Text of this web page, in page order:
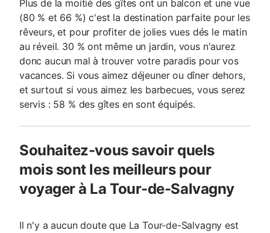
Plus de la moitié des gîtes ont un balcon et une vue
(80 % et 66 %) c'est la destination parfaite pour les
rêveurs, et pour profiter de jolies vues dés le matin
au réveil. 30 % ont même un jardin, vous n'aurez
donc aucun mal à trouver votre paradis pour vos
vacances. Si vous aimez déjeuner ou dîner dehors,
et surtout si vous aimez les barbecues, vous serez
servis : 58 % des gîtes en sont équipés.
Souhaitez-vous savoir quels
mois sont les meilleurs pour
voyager à La Tour-de-Salvagny
Il n'y a aucun doute que La Tour-de-Salvagny est